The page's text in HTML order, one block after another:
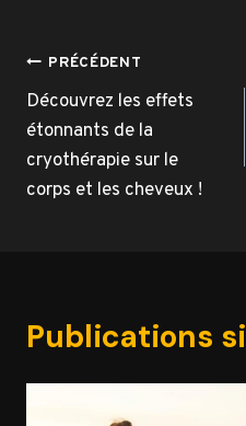
Navigation
de
l’article
PRÉCÉDENT
Découvrez les effets
étonnants de la
cryothérapie sur le
corps et les cheveux !
Publications